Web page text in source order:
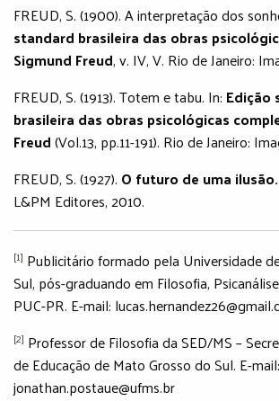
FREUD, S. (1900). A interpretação dos
standard brasileira das obras
Sigmund Freud, v. IV, V. Rio de Janeiro:
FREUD, S. (1913).Totem e tabu. In: Edição
brasileira das obras psicológicas
Freud(Vol.13, pp.11-191). Rio de Janeiro:
FREUD, S. (1927). O futuro de uma ilusão.
L&PM Editores, 2010.
[1] Publicitário formado pela Universidade
Sul, pós-graduando em Filosofia,
PUC-PR. E-mail:
[2] Professor de Filosofia da SED/MS –
de Educação de Mato Grosso do Sul. E-mail:
jonathan.postaue@ufms.br